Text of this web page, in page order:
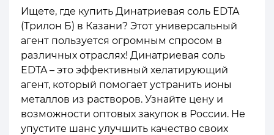
Ищете, где купить Динатриевая соль EDTA
(Трилон Б) в Казани? Этот универсальный
агент пользуется огромным спросом в
различных отраслях! Динатриевая соль
EDTA – это эффективный хелатирующий
агент, который помогает устранить ионы
металлов из растворов. Узнайте цену и
возможности оптовых закупок в России. Не
упустите шанс улучшить качество своих